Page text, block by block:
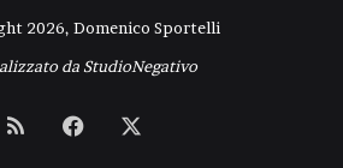
2026, Domenico Sportelli
da StudioNegativo
RSS Facebook